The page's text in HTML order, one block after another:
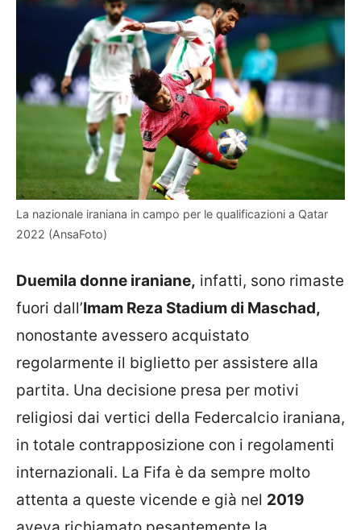
La nazionale iraniana in campo per le qualificazioni a Qatar
2022 (AnsaFoto)
Duemila donne iraniane, infatti, sono rimaste
fuori dall’Imam Reza Stadium di Maschad,
nonostante avessero acquistato
regolarmente il biglietto per assistere alla
partita. Una decisione presa per motivi
religiosi dai vertici della Federcalcio iraniana,
in totale contrapposizione con i regolamenti
internazionali. La Fifa è da sempre molto
attenta a queste vicende e già nel 2019